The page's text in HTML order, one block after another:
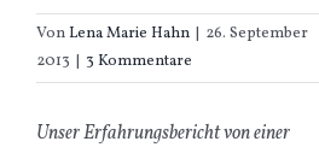
VonLena Marie Hahn | 26. September
2013 | 3 Kommentare
Unser Erfahrungsbericht von einer